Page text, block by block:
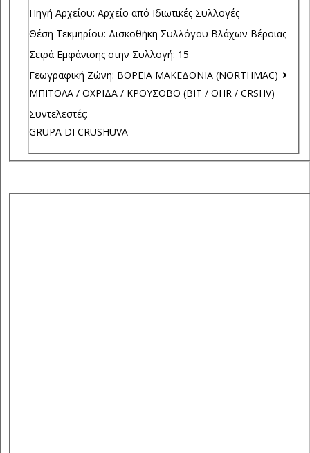
Πηγή Αρχείου: Αρχείο από Ιδιωτικές Συλλογές
Θέση Τεκμηρίου: Δισκοθήκη Συλλόγου Βλάχων Βέροιας
Σειρά Εμφάνισης στην Συλλογή: 15
Γεωγραφική Ζώνη: ΒΟΡΕΙΑ ΜΑΚΕΔΟΝΙΑ (NORTHMAC)
ΜΠΙΤΟΛΑ / ΟΧΡΙΔΑ / ΚΡΟΥΣΟΒΟ (BIT / OHR / CRSHV)
Συντελεστές:
GRUPA DI CRUSHUVA